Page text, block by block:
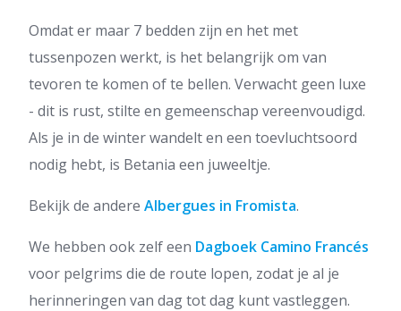
Omdat er maar 7 bedden zijn en het met
tussenpozen werkt, is het belangrijk om van
tevoren te komen of te bellen. Verwacht geen luxe
- dit is rust, stilte en gemeenschap vereenvoudigd.
Als je in de winter wandelt en een toevluchtsoord
nodig hebt, is Betania een juweeltje.
Bekijk de andere Albergues in Fromista.
We hebben ook zelf een Dagboek Camino Francés
voor pelgrims die de route lopen, zodat je al je
herinneringen van dag tot dag kunt vastleggen.